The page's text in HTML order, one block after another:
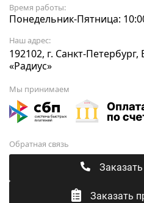
Время работы:
Понедельник-Пятница:
Наш адрес:
192102, г. Санкт-
«Радиус»
Мы принимаем
Обратная связь
Заказать